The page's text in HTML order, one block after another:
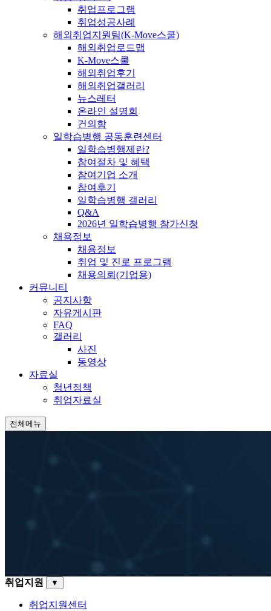
취업프로그램
취업성공사례
해외취업지원팀(K-Move스쿨)
해외취업로드맵
K-Move스쿨
해외취업후기
해외취업갤러리
뉴스레터
온라인 설명회
건의함
일학습병행 공동훈련센터
일학습병행제란?
참여절차 및 혜택
참여기업 소개
참여후기
일학습병행 갤러리
Q&A
2026년 일학습병행 참가신청
채용정보
채용정보
취업 및 진로 프로그램
채용의뢰(기업용)
커뮤니티
공지사항
자유게시판
FAQ
갤러리
사진
동영상
자료실
청년정책
취업자료실
전체메뉴
취업지원 ▼
취업지원센터